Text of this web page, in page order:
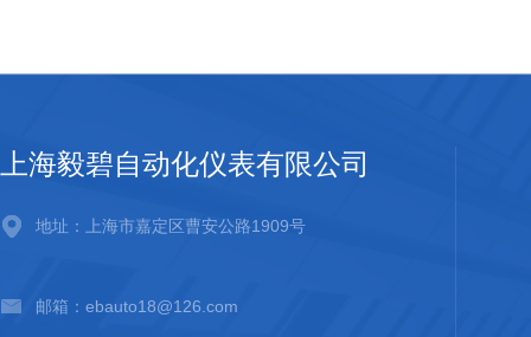
上海毅碧自动化仪表有限公司
地址：上海市嘉定区曹安公路1909号
邮箱：ebauto18@126.com